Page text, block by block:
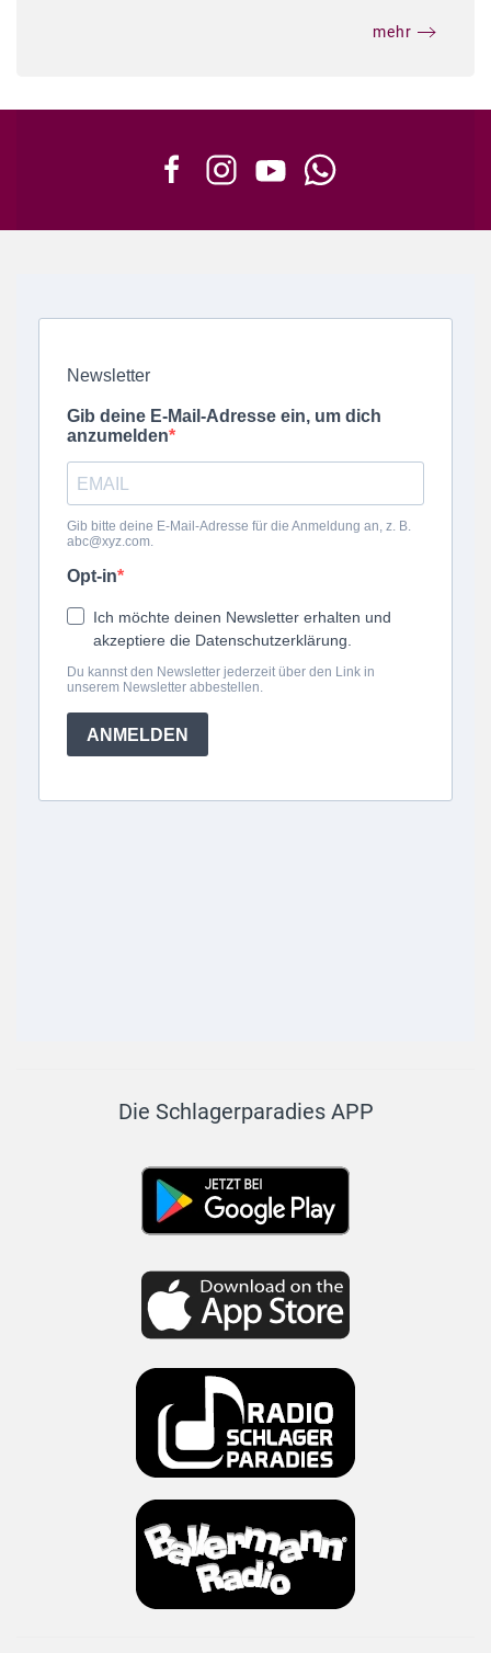
mehr
Die Schlagerparadies APP